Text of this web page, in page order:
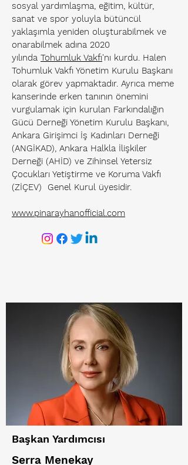
sosyal yardımlaşma, eğitim, kültür,
sanat ve spor yoluyla bütüncül
yaklaşımla yeniden oluşturabilmek ve
onarabilmek adına 2020
yılında Tohumluk Vakfı'nı kurdu. Halen
Tohumluk Vakfı Yönetim Kurulu Başkanı
olarak görev yapmaktadır. Ayrıca meme
kanserinde erken tanının önemini
vurgulamak için kurulan Farkındalığın
Gücü Derneği Yönetim Kurulu Başkanı,
Ankara Girişimci İş Kadınları Derneği
(ANGİKAD), Ankara Halkla İlişkiler
Derneği (AHİD) ve Zihinsel Yetersiz
Çocukları Yetiştirme ve Koruma Vakfı
(ZİÇEV) Genel Kurul üyesidir.
www.pinarayhanofficial.com
Başkan Yardımcısı
Serra Menekay